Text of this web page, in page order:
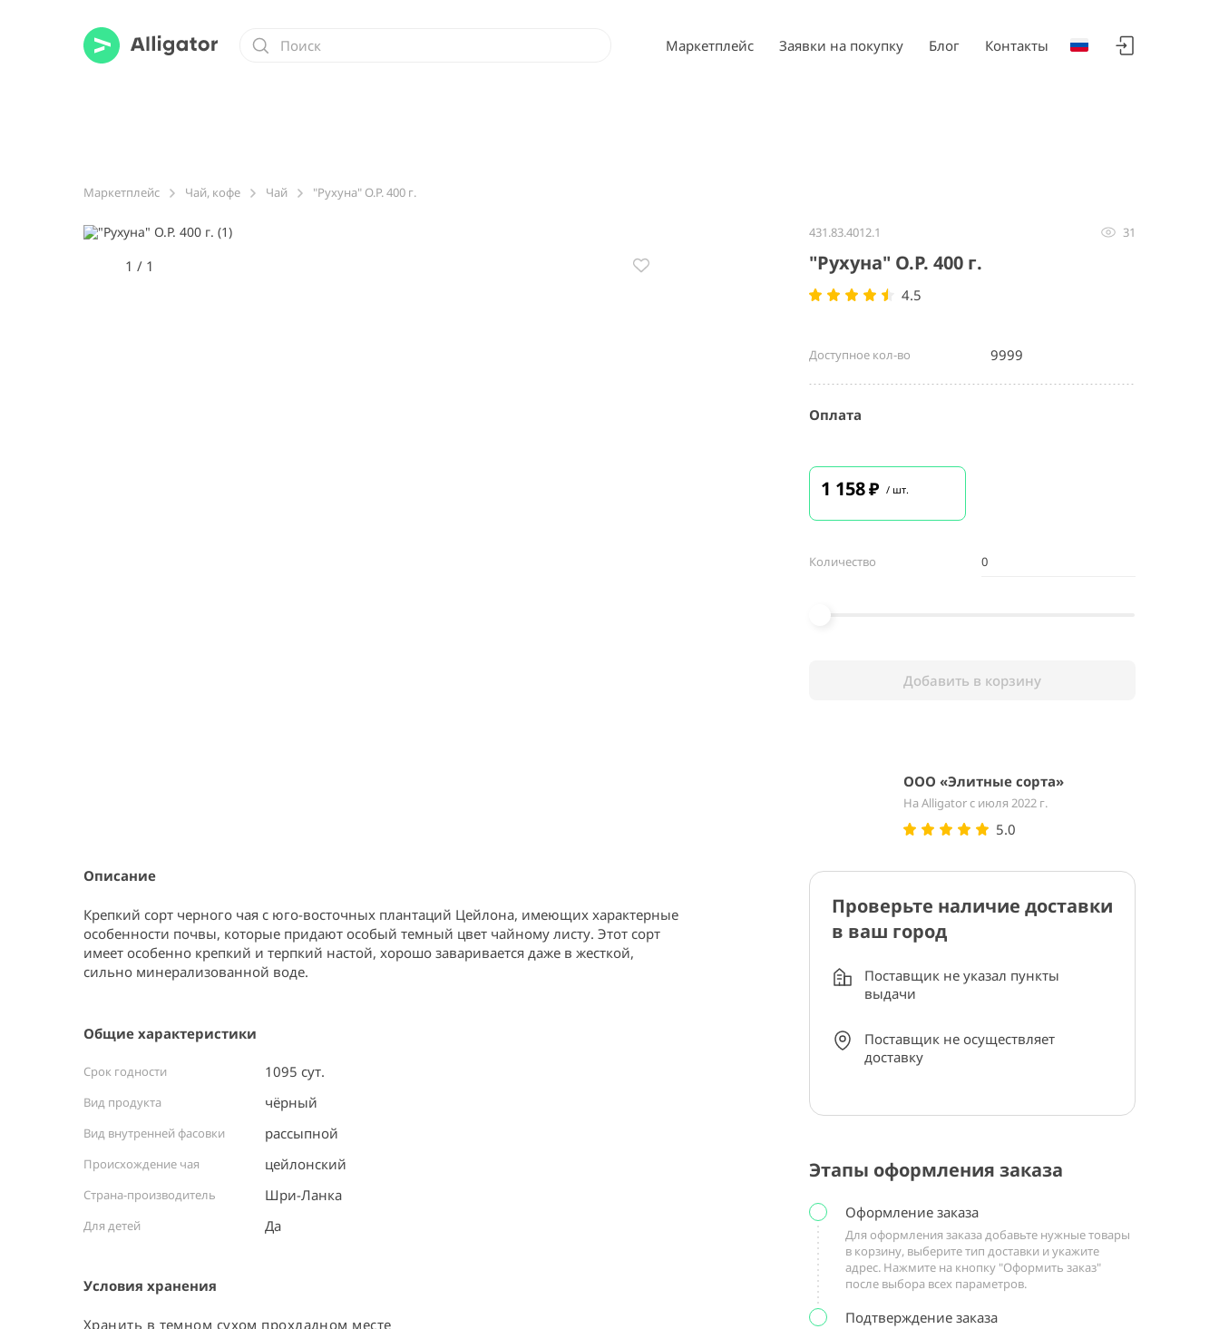
Маркетплейс Заявки на покупку Блог Контакты
Маркетплейс Чай, кофе Чай "Рухуна" O.P. 400 г.
1 / 1
1
Описание
Крепкий сорт черного чая с юго-восточных плантаций Цейлона, имеющих характерные
особенности почвы, которые придают особый темный цвет чайному листу. Этот сорт
имеет особенно крепкий и терпкий настой, хорошо заваривается даже в жесткой,
сильно минерализованной воде.
Общие характеристики
Срок годности 1095 сут.
Вид продукта чёрный
Вид внутренней фасовки рассыпной
Происхождение чая цейлонский
Страна-производитель Шри-Ланка ⠀
Для детей Да
Условия хранения
Хранить в темном сухом прохладном месте
431.83.4012.1 31
"Рухуна" O.P. 400 г.
4.5
Доступное кол-во 9999
Оплата
1 158₽ / шт.
Количество
Добавить в корзину
ООО «Элитные сорта»
На Alligator с июля 2022 г.
5.0
Проверьте наличие доставки
в ваш город
Поставщик не указал пункты
выдачи
Поставщик не осуществляет
доставку
Этапы оформления заказа
Оформление заказа
Для оформления заказа добавьте нужные товары
в корзину, выберите тип доставки и укажите
адрес. Нажмите на кнопку "Оформить заказ"
после выбора всех параметров.
Подтверждение заказа